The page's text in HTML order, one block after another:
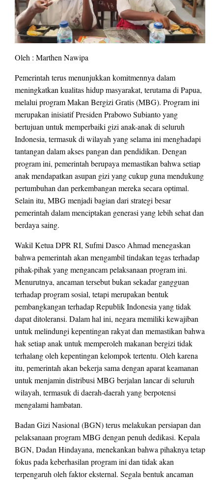
Oleh : Marthen Nawipa
Pemerintah terus menunjukkan komitmennya dalam
meningkatkan kualitas hidup masyarakat, terutama di Papua,
melalui program Makan Bergizi Gratis (MBG). Program ini
merupakan inisiatif Presiden Prabowo Subianto yang
bertujuan untuk memperbaiki gizi anak-anak di seluruh
Indonesia, termasuk di wilayah yang selama ini menghadapi
tantangan dalam akses pangan dan pendidikan. Dengan
program ini, pemerintah berupaya memastikan bahwa setiap
anak mendapatkan asupan gizi yang cukup guna mendukung
pertumbuhan dan perkembangan mereka secara optimal.
Selain itu, MBG menjadi bagian dari strategi besar
pemerintah dalam menciptakan generasi yang lebih sehat dan
berdaya saing.
Wakil Ketua DPR RI, Sufmi Dasco Ahmad menegaskan
bahwa pemerintah akan mengambil tindakan tegas terhadap
pihak-pihak yang mengancam pelaksanaan program ini.
Menurutnya, ancaman tersebut bukan sekadar gangguan
terhadap program sosial, tetapi merupakan bentuk
pembangkangan terhadap Republik Indonesia yang tidak
dapat ditoleransi. Dalam hal ini, negara memiliki kewajiban
untuk melindungi kepentingan rakyat dan memastikan bahwa
hak setiap anak untuk memperoleh makanan bergizi tidak
terhalang oleh kepentingan kelompok tertentu. Oleh karena
itu, pemerintah akan bekerja sama dengan aparat keamanan
untuk menjamin distribusi MBG berjalan lancar di seluruh
wilayah, termasuk di daerah-daerah yang berpotensi
mengalami hambatan.
Badan Gizi Nasional (BGN) terus melakukan persiapan dan
pelaksanaan program MBG dengan penuh dedikasi. Kepala
BGN, Dadan Hindayana, menekankan bahwa pihaknya tetap
fokus pada keberhasilan program ini dan tidak akan
terpengaruh oleh faktor eksternal. Segala bentuk ancaman